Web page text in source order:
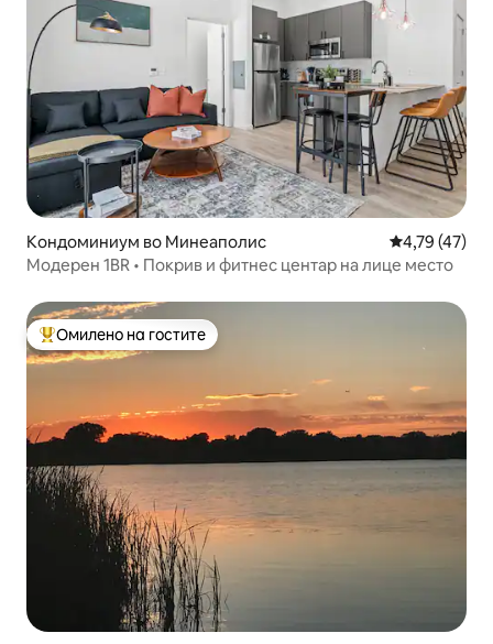
Кондоминиум во Минеаполис Просечна
4,79 (47)
Модерен 1BR • Покрив и фитнес центар на лице место
Меѓу најуспешните „Омилени на гостите“
Омилено на гостите